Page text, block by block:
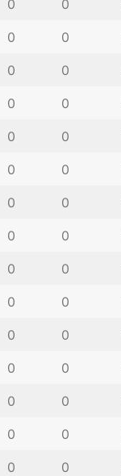
0 0
0 0
0 0
0 0
0 0
0 0
0 0
0 0
0 0
0 0
0 0
0 0
0 0
0 0
0 0